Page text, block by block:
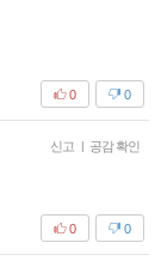
0
0
신고 공감 확인
0
0